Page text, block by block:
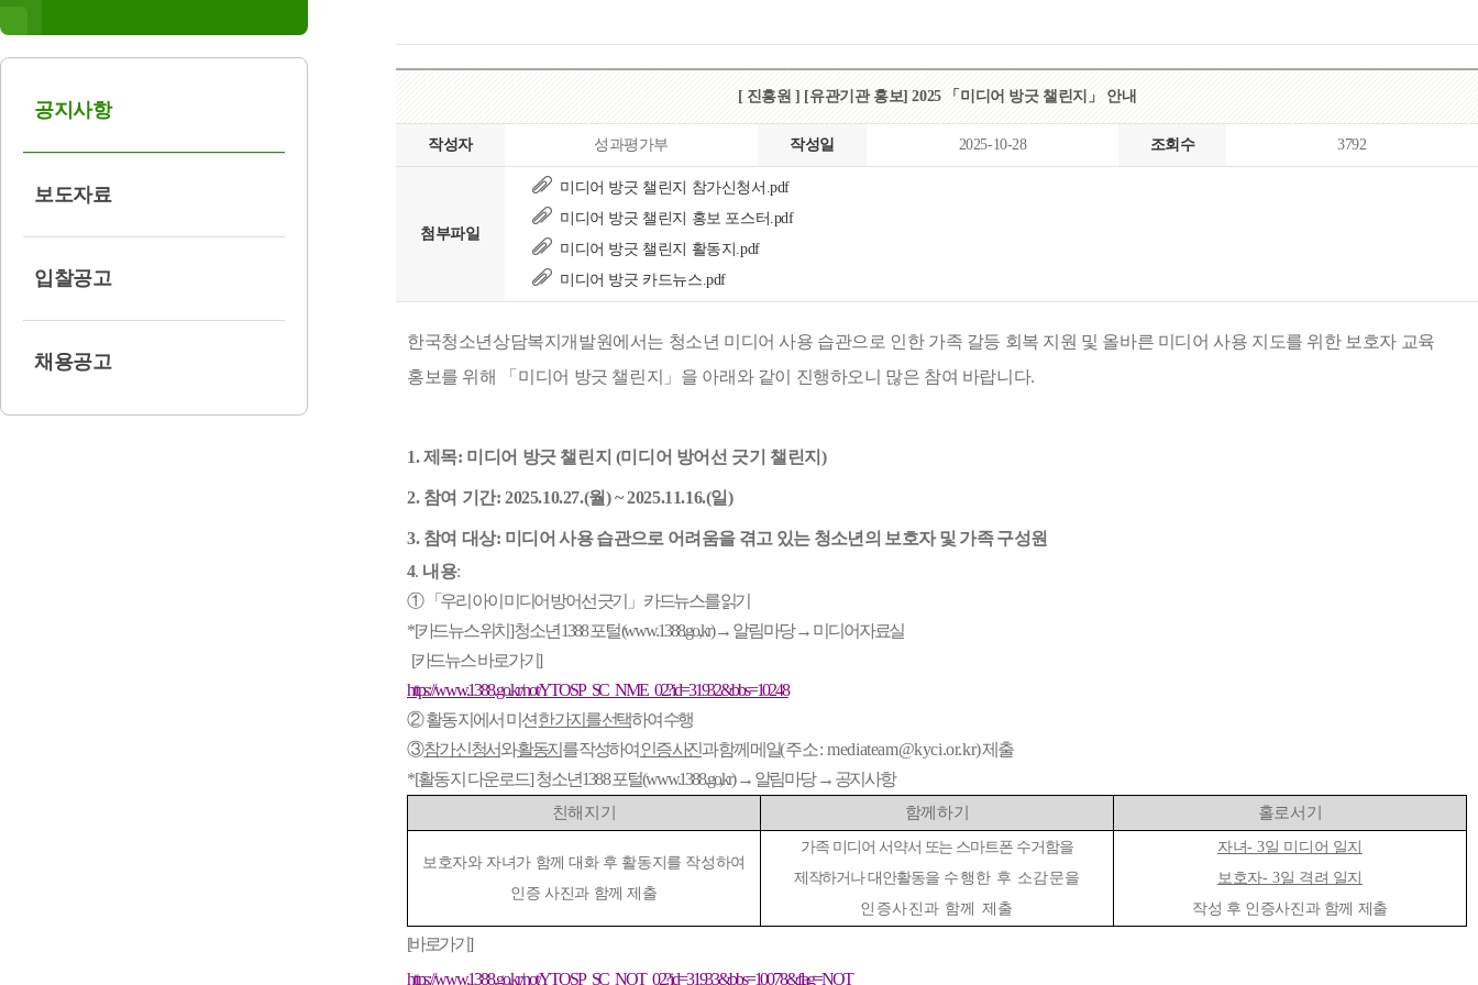
공지사항
보도자료
입찰공고
채용공고
[ 진흥원 ] [유관기관 홍보] 2025 「미디어 방긋 챌린지」 안내
작성자 성과평가부 작성일 2025-10-28 조회수 3792
첨부파일
미디어 방긋 챌린지 참가신청서.pdf
미디어 방긋 챌린지 홍보 포스터.pdf
미디어 방긋 챌린지 활동지.pdf
미디어 방긋 카드뉴스.pdf
한국청소년상담복지개발원에서는 청소년 미디어 사용 습관으로 인한 가족 갈등 회복 지원 및 올바른 미디어 사용 지도를 위한 보호자 교육
홍보를 위해
「 미디어 방긋 챌린지 」 을 아래와 같이 진행하오니 많은 참여 바랍니다.
1.제목: 미디어 방긋 챌린지 (미디어 방어선 긋기 챌린지 )
2. 참여 기간: 2025.10.27.(월) ~ 2025.11.16.(일)
3. 참여 대상: 미디어 사용 습관으로 어려움을 겪고 있는 청소년의 보호자 및 가족 구성원
4. 내용:
① 「 우리 아이 미디어 방어선 긋기 」 카드뉴스를 읽기
* [카드뉴스 위치]청소년1388포털(www.1388.go,kr)→ 알림마당→ 미디어자료실
[카드뉴스 바로가기 ]
https://www.1388.go.kr/not/YTOSP_SC_NME_02?id=31932&bbs=10248
②활동지에서 미션한 가지를 선택하여 수행
③참가 신청서와활동지 를 작성하여 인증 사진 과 함께 메일(주소: mediateam@kyci.or.kr)제출
*[활동지 다운로드]청소년1388포털(www.1388.go,kr)→ 알림마당→ 공지사항
친해지기 함께하기 홀로서기
보호자와 자녀가 함께 대화 후 활동지를 작성하여
인증 사진과 함께 제출
가족 미디어 서약서 또는 스마트폰 수거함을
제작하거나 대안활동을 수행한 후 소감문을
인증사진과 함께 제출
자녀- 3일 미디어 일지
보호자- 3일 격려 일지
작성 후 인증사진과 함께 제출
[바로가기 ]
https://www.1388.go.kr/not/YTOSP_SC_NOT_02?id=31933&bbs=10078&flag=NOT